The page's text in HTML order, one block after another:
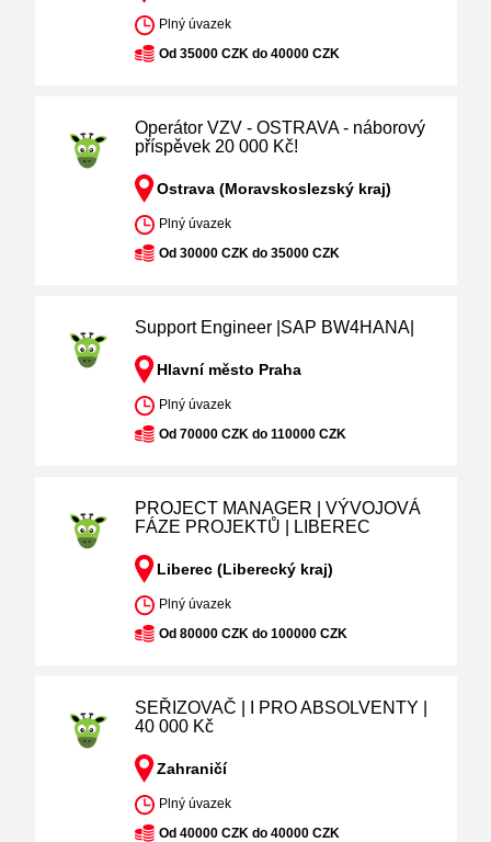
Plný úvazek
Od 35000 CZK do 40000 CZK
Operátor VZV - OSTRAVA - náborový
příspěvek 20 000 Kč!
Ostrava (Moravskoslezský kraj)
Plný úvazek
Od 30000 CZK do 35000 CZK
Support Engineer |SAP BW4HANA|
Hlavní město Praha
Plný úvazek
Od 70000 CZK do 110000 CZK
PROJECT MANAGER | VÝVOJOVÁ
FÁZE PROJEKTŮ | LIBEREC
Liberec (Liberecký kraj)
Plný úvazek
Od 80000 CZK do 100000 CZK
SEŘIZOVAČ | I PRO ABSOLVENTY |
40 000 Kč
Zahraničí
Plný úvazek
Od 40000 CZK do 40000 CZK